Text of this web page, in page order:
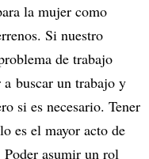
la mujer como
Si nuestro
de trabajo
a buscar un trabajo y
si es necesario. Tener
es el mayor acto de
Poder asumir un rol